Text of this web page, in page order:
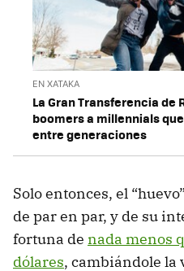
EN XATAKA
La Gran Transferencia de
boomers a millennials
entre generaciones
Solo entonces, el
de par en par, y de su
fortuna de nada menos
dólares, cambiándole la